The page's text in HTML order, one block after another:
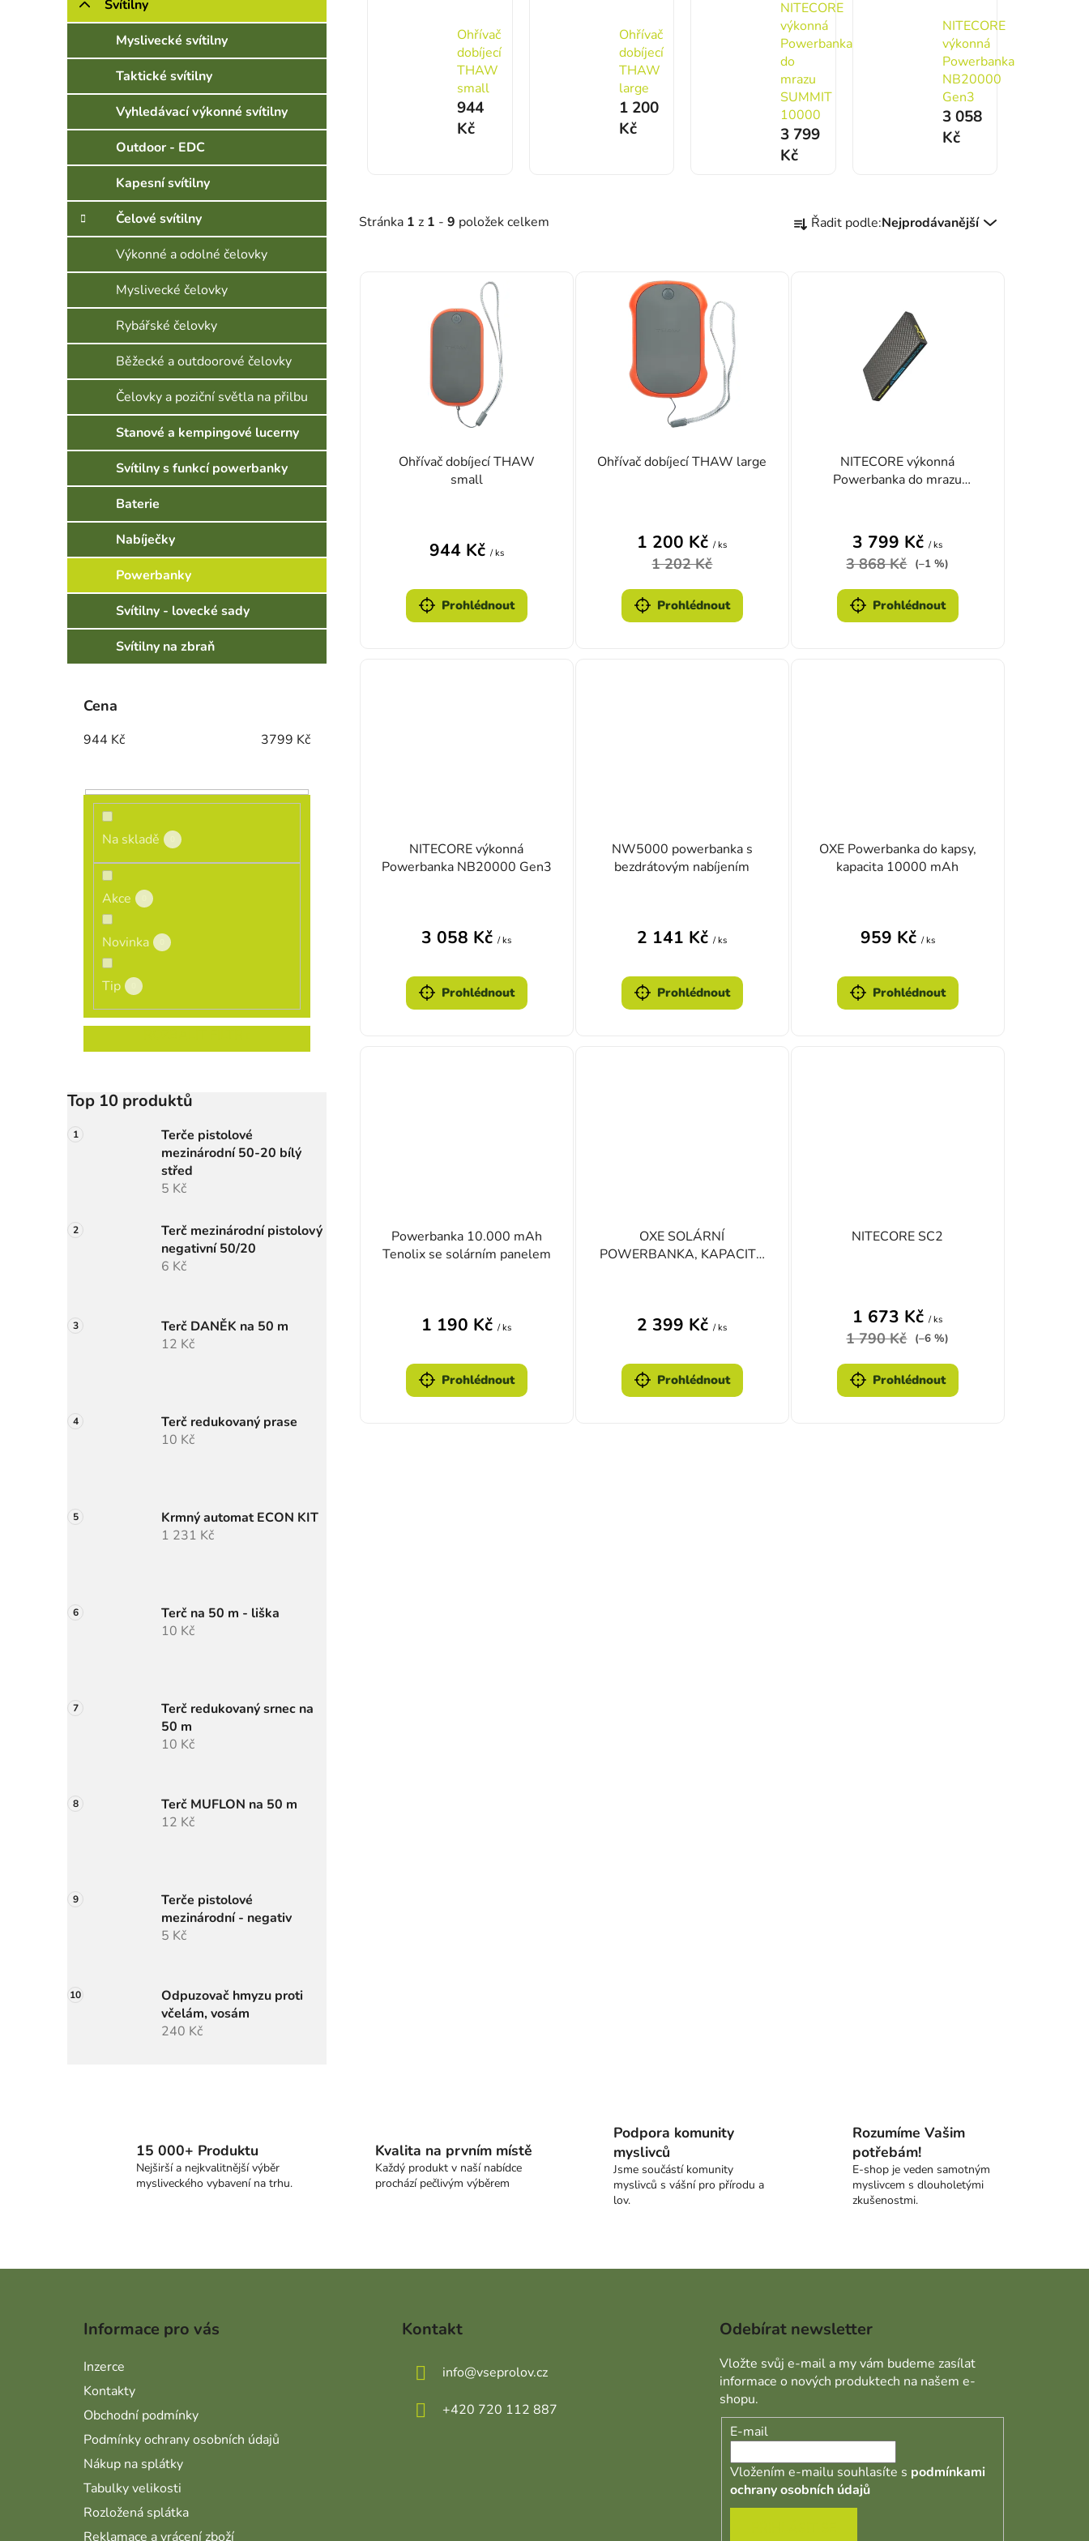
Svítilny
Myslivecké svítilny
Taktické svítilny
Vyhledávací výkonné svítilny
Outdoor - EDC
Kapesní svítilny
Čelové svítilny
Výkonné a odolné čelovky
Myslivecké čelovky
Rybářské čelovky
Běžecké a outdoorové čelovky
Čelovky a poziční světla na přilbu
Stanové a kempingové lucerny
Svítilny s funkcí powerbanky
Baterie
Nabíječky
Powerbanky
Svítilny - lovecké sady
Svítilny na zbraň
Cena
944 Kč 3799 Kč
Na skladě
Akce
Novinka
Tip
Top 10 produktů
Terče pistolové
mezinárodní 50-20 bílý
střed
5 Kč
Terč mezinárodní pistolový
negativní 50/20
6 Kč
Terč DANĚK na 50 m
12 Kč
Terč redukovaný prase
10 Kč
Krmný automat ECON KIT
1 231 Kč
Terč na 50 m - liška
10 Kč
Terč redukovaný srnec na
50 m
10 Kč
Terč MUFLON na 50 m
12 Kč
Terče pistolové
mezinárodní - negativ
5 Kč
Odpuzovač hmyzu proti
včelám, vosám
240 Kč
Ohřívač
dobíjecí
THAW
small
944
Kč
Ohřívač
dobíjecí
THAW
large
1 200
Kč
NITECORE
výkonná
Powerbanka
do
mrazu
SUMMIT
10000
3 799
Kč
NITECORE
výkonná
Powerbanka
NB20000
Gen3
3 058
Kč
Stránka 1 z 1 - 9 položek celkem Řazení produktů
Řadit podle:Nejprodávanější
Ohřívač dobíjecí THAW
small
944 Kč / ks
Prohlédnout
Ohřívač dobíjecí THAW large
1 200 Kč/ ks
1 202 Kč
Prohlédnout
NITECORE výkonná
Powerbanka do mrazu
3 799 Kč/ ks
3 868 Kč (–1 %)
Prohlédnout
NITECORE výkonná
Powerbanka NB20000 Gen3
3 058 Kč/ ks
Prohlédnout
NW5000 powerbanka s
bezdrátovým nabíjením
2 141 Kč/ ks
Prohlédnout
OXE Powerbanka do kapsy,
kapacita 10000 mAh
959 Kč / ks
Prohlédnout
Powerbanka 10.000 mAh
Tenolix se solárním panelem
1 190 Kč/ ks
Prohlédnout
OXE SOLÁRNÍ
POWERBANKA, KAPACITA
2 399 Kč/ ks
Prohlédnout
NITECORE SC2
1 673 Kč/ ks
1 790 Kč (–6 %)
Prohlédnout
15 000+ Produktu
Nejširší a nejkvalitnější výběr
mysliveckého vybavení na trhu.
Kvalita na prvním místě
Každý produkt v naší nabídce
prochází pečlivým výběrem
Podpora komunity
myslivců
Jsme součástí komunity
myslivců s vášní pro přírodu a
lov.
Rozumíme Vašim
potřebám!
E-shop je veden samotným
myslivcem s dlouholetými
zkušenostmi.
Informace pro vás
Inzerce
Kontakty
Obchodní podmínky
Podmínky ochrany osobních údajů
Nákup na splátky
Tabulky velikosti
Rozložená splátka
Reklamace a vrácení zboží
Kontakt
info@vseprolov.cz
+420 720 112 887
Odebírat newsletter
Vložte svůj e-mail a my vám budeme zasílat
informace o nových produktech na našem e-
shopu.
E-mail
Vložením e-mailu souhlasíte s podmínkami
ochrany osobních údajů